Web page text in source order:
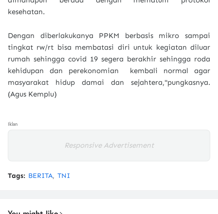
kesehatan.
Dengan diberlakukanya PPKM berbasis mikro sampai
tingkat rw/rt bisa membatasi diri untuk kegiatan diluar
rumah sehingga covid 19 segera berakhir sehingga roda
kehidupan dan perekonomian kembali normal agar
masyarakat hidup damai dan sejahtera,"pungkasnya.
(Agus Kemplu)
Iklan
Responsive Advertisement
Tags: BERITA TNI